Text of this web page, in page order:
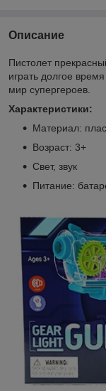
Описание
Пистолет
играть долгое
мир супергероев.
Характеристики:
Материал:
Возраст: 3+
Свет, звук
Питание: